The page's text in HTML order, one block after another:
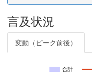
言及状況
変動（ピーク前後）
合計